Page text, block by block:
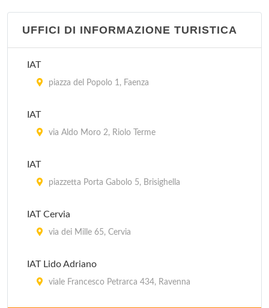
UFFICI DI INFORMAZIONE TURISTICA
IAT
piazza del Popolo 1, Faenza
IAT
via Aldo Moro 2, Riolo Terme
IAT
piazzetta Porta Gabolo 5, Brisighella
IAT Cervia
via dei Mille 65, Cervia
IAT Lido Adriano
viale Francesco Petrarca 434, Ravenna